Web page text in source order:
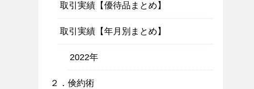
取引実績【優待品まとめ】
取引実績【年月別まとめ】
2022年
２．倹約術